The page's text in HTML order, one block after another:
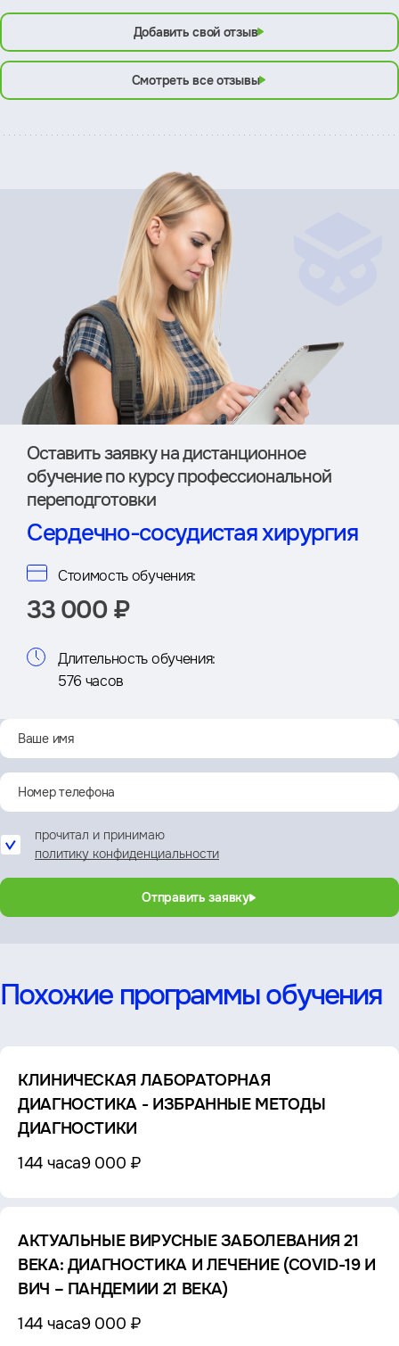
Добавить свой отзыв
Смотреть все отзывы
Оставить заявку на дистан­ционное
обучение по курсу профессиональной
переподготовки
Сердечно-сосудистая хирургия
Стоимость обучения:
33 000 ₽
Длительность обучения:
576 часов
прочитал и принимаю
политику конфиденциальности
Отправить заявку
Похожие программы обучения
КЛИНИЧЕСКАЯ ЛАБОРАТОРНАЯ
ДИАГНОСТИКА - ИЗБРАННЫЕ МЕТОДЫ
ДИАГНОСТИКИ
144 часа9 000 ₽
АКТУАЛЬНЫЕ ВИРУСНЫЕ ЗАБОЛЕВАНИЯ 21
ВЕКА: ДИАГНОСТИКА И ЛЕЧЕНИЕ (COVID-19 И
ВИЧ – ПАНДЕМИИ 21 ВЕКА)
144 часа9 000 ₽